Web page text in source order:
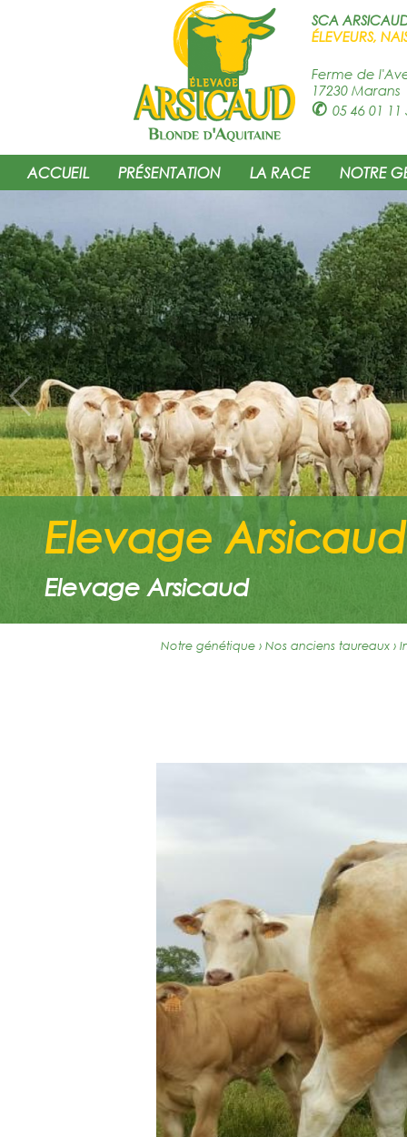
SCA
ÉLEVEURS,
Ferme de
17230 Marans
✆ 05 46 01 11
ACCUEIL PRÉSENTATION LA RACE NOTRE
Elevage Arsicaud
Elevage Arsicaud
Notre génétique › Nos anciens taureaux ›